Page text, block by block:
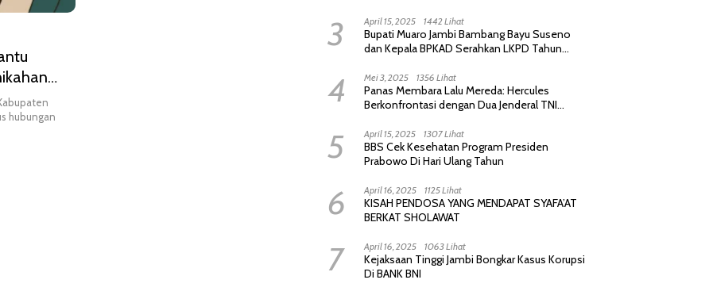
hubungan
3 April 15, 2025 1442 Lihat
Bupati Muaro Jambi Bambang Bayu Suseno
dan Kepala BPKAD Serahkan LKPD Tahun
4 Mei 3, 2025 1356 Lihat
Panas Membara Lalu Mereda: Hercules
Berkonfrontasi dengan Dua Jenderal TNI
Permintaan Maaf
5 April 15, 2025 1307 Lihat
BBS Cek Kesehatan Program Presiden
Prabowo Di Hari Ulang Tahun
6 April 16, 2025 1125 Lihat
KISAH PENDOSA YANG MENDAPAT SYAFA’AT
BERKAT SHOLAWAT
7 April 16, 2025 1063 Lihat
Kejaksaan Tinggi Jambi Bongkar Kasus Korupsi
Di BANK BNI